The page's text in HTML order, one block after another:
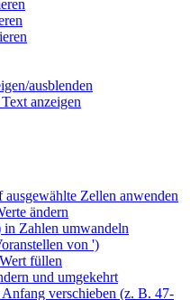
ausblenden
anzeigen
Zellen anwenden
ändern
Zahlen umwandeln
von ')
füllen
und umgekehrt
verschieben (z. B. 47-